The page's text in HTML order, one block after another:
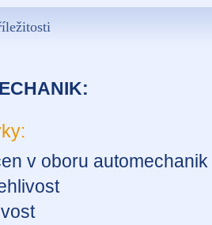
v oboru automechanik